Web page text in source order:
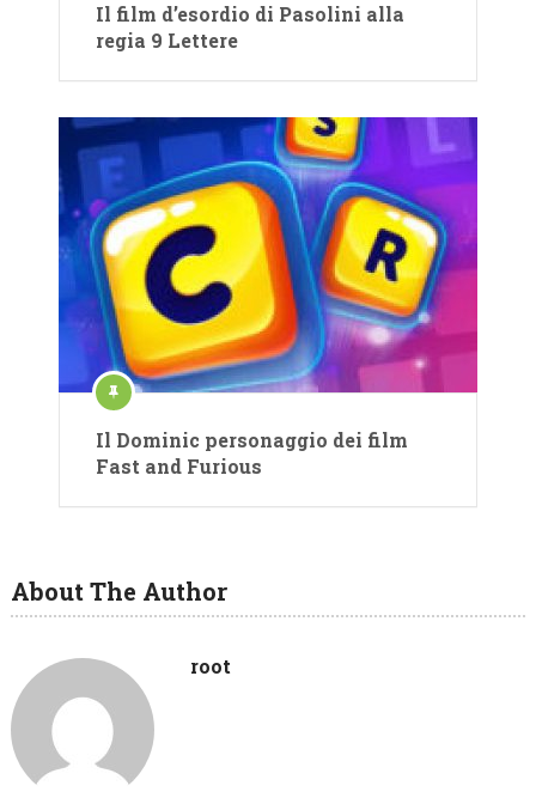
Il film d’esordio di Pasolini alla
regia 9 Lettere
Il Dominic personaggio dei film
Fast and Furious
About The Author
root